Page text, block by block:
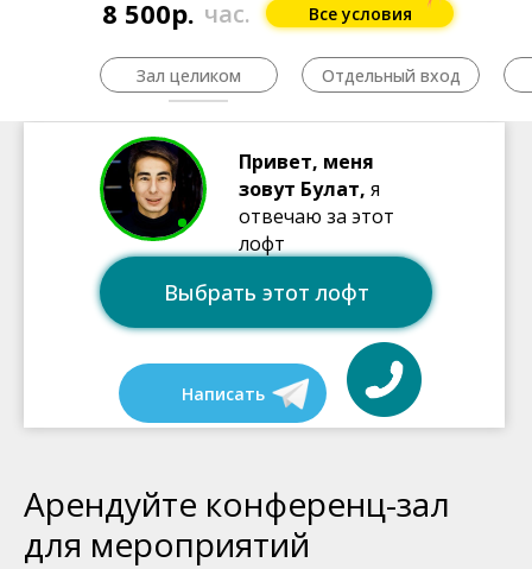
8 500р. Все условия
час.
Отдельный вход
Зал целиком
Выбрать этот лофт
Привет, меня
зовут Булат, я
отвечаю за этот
лофт
Написать
Арендуйте конференц-зал
для мероприятий